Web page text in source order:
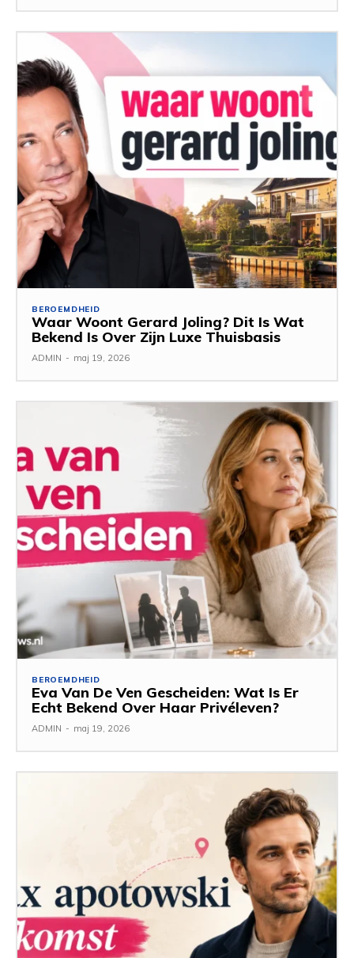
BEROEMDHEID
Waar Woont Gerard Joling? Dit Is Wat
Bekend Is Over Zijn Luxe Thuisbasis
ADMIN - maj 19, 2026
BEROEMDHEID
Eva Van De Ven Gescheiden: Wat Is Er
Echt Bekend Over Haar Privéleven?
ADMIN - maj 19, 2026